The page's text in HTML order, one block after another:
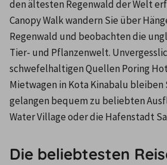
den ältesten Regenwald der Welt
Canopy Walk wandern Sie über
Regenwald und beobachten die
Tier- und Pflanzenwelt.
schwefelhaltigen Quellen Poring
Mietwagen in Kota Kinabalu bleiben
gelangen bequem zu beliebten
Water Village oder die Hafenstadt
Die beliebtesten